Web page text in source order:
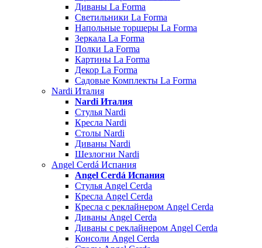
Диваны La Forma
Светильники La Forma
Напольные торшеры La Forma
Зеркала La Forma
Полки La Forma
Картины La Forma
Декор La Forma
Садовые Комплекты La Forma
Nardi Италия
Nardi Италия
Стулья Nardi
Кресла Nardi
Столы Nardi
Диваны Nardi
Шезлогни Nardi
Angel Cerdá Испания
Angel Cerdá Испания
Стулья Angel Cerda
Кресла Angel Cerda
Кресла с реклайнером Angel Cerda
Диваны Angel Cerda
Диваны с реклайнером Angel Cerda
Консоли Angel Cerda